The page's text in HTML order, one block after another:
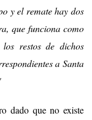
y el remate hay dos
que funciona como
restos de dichos
a Santa
dado que no existe